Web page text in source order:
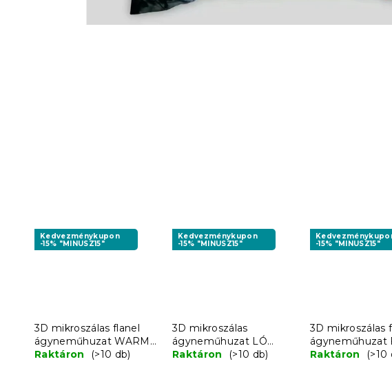
Kedvezménykupon
-15% "MINUSZ15"
3D mikroszálas flanel
ágyneműhuzat WARM
WOOFS színes +
Raktáron (>10 db)
Kedvezménykupon
-15% "MINUSZ15"
3D mikroszálas
ágyneműhuzat LÓ
barna
Raktáron (>10 db)
-15% "MINUSZ15"
3D mikroszálas
ágyneműhuzat
RIDER színes +
Raktáron (>10